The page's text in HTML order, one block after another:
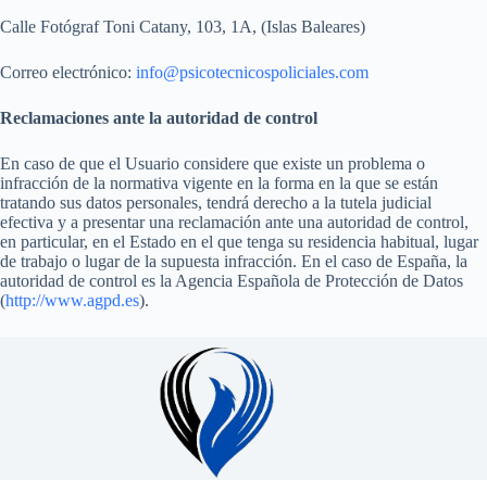
Calle Fotógraf Toni Catany, 103, 1A, (Islas Baleares)
Correo electrónico: info@psicotecnicospoliciales.com
Reclamaciones ante la autoridad de control
En caso de que el Usuario considere que existe un problema o
infracción de la normativa vigente en la forma en la que se están
tratando sus datos personales, tendrá derecho a la tutela judicial
efectiva y a presentar una reclamación ante una autoridad de control,
en particular, en el Estado en el que tenga su residencia habitual, lugar
de trabajo o lugar de la supuesta infracción. En el caso de España, la
autoridad de control es la Agencia Española de Protección de Datos
(http://www.agpd.es).